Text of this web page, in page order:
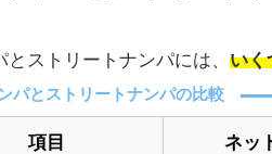
とストリートナンパには、いく
パとストリートナンパの比較
項目 ネッ